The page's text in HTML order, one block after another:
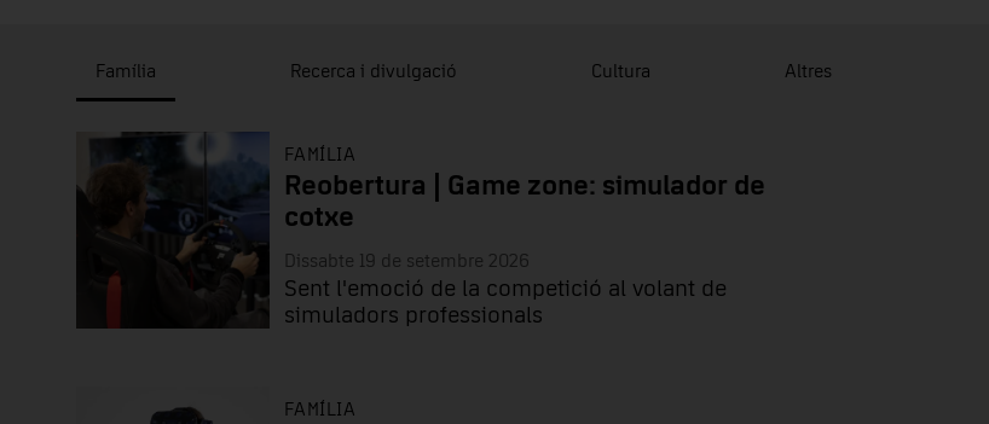
Família Recerca i divulgació Cultura Altres
FAMÍLIA
Reobertura | Game zone: simulador de
cotxe
Dissabte 19 de setembre 2026
Sent l'emoció de la competició al volant de
simuladors professionals
FAMÍLIA